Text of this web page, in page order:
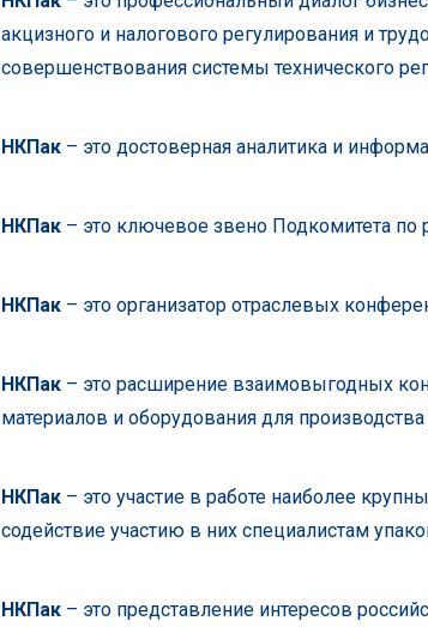
акцизного и налогового регулирования и
совершенствования системы технического
НКПак– это достоверная аналитика и
НКПак– это ключевое звено Подкомитета по
НКПак– это организатор отраслевых
НКПак– это расширение взаимовыгодных
материалов и оборудования для производства
НКПак– это участие в работе наиболее
содействие участию в них специалистам
НКПак– это представление интересов